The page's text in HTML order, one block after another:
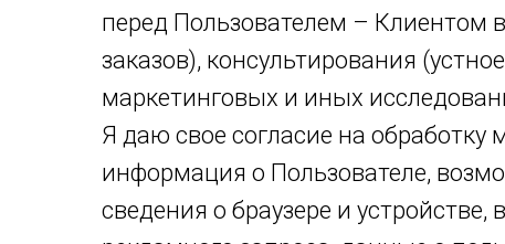
перед Пользователем – Клиентом
заказов), консультирования
маркетинговых и иных
Я даю свое согласие на
информация о Пользователе,
сведения о браузере и